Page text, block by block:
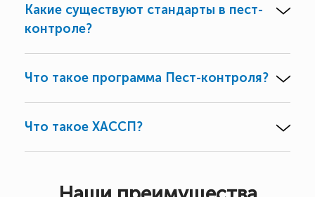
Какие существуют стандарты в пест-
контроле?
Что такое программа Пест-контроля?
Что такое ХАССП?